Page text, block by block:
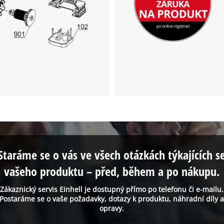
Zákaznický servis Einhell je dostupný přímo po telefonu či e-mailu.
Postaráme se o vaše požadavky, dotazy k produktu, náhradní díly a
opravy.
se o vás ve všech otázkách týkajících
vašeho produktu – před, během a po nákupu.